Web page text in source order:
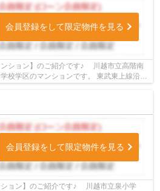
会員登録をして限定物件を見る
ション】のご紹介です♪ 川越市立高階南
校学区のマンションです。 東武東上線沿線
会員登録をして限定物件を見る
ご紹介です♪ 川越市立泉小学